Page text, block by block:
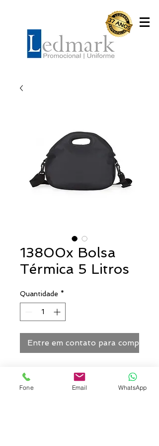
13800x Bolsa
Térmica 5 Litros
Quantidade *
Entre em contato para comprar
Bolsa térmica de mão com 5
litros, material externo de nylon
Fone Email WhatsApp